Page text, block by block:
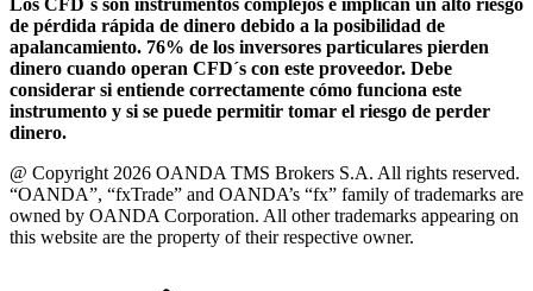
Los CFD´s son instrumentos complejos e implican un alto riesgo
de pérdida rápida de dinero debido a la posibilidad de
apalancamiento. 76% de los inversores particulares pierden
dinero cuando operan CFD´s con este proveedor. Debe
considerar si entiende correctamente cómo funciona este
instrumento y si se puede permitir tomar el riesgo de perder
dinero.
@ Copyright 2026 OANDA TMS Brokers S.A. All rights reserved.
“OANDA”, “fxTrade” and OANDA’s “fx” family of trademarks are
owned by OANDA Corporation. All other trademarks appearing on
this website are the property of their respective owner.